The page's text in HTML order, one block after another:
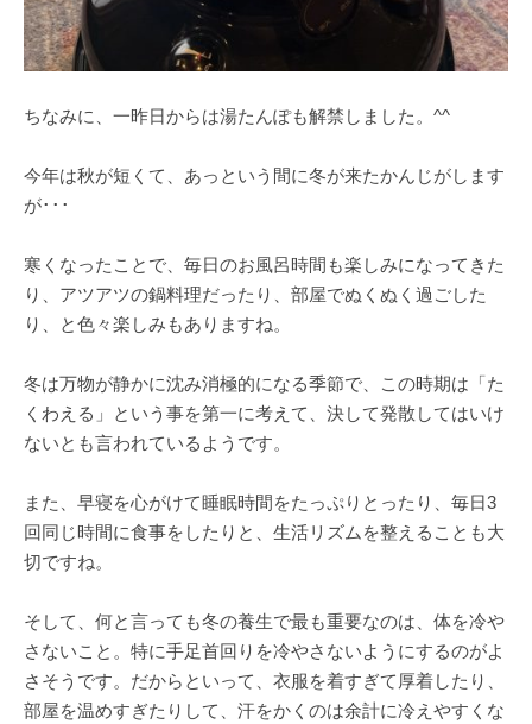
ちなみに、一昨日からは湯たんぽも解禁しました。^^
今年は秋が短くて、あっという間に冬が来たかんじがします
が･･･
寒くなったことで、毎日のお風呂時間も楽しみになってきた
り、アツアツの鍋料理だったり、部屋でぬくぬく過ごした
り、と色々楽しみもありますね。
冬は万物が静かに沈み消極的になる季節で、この時期は「た
くわえる」という事を第一に考えて、決して発散してはいけ
ないとも言われているようです。
また、早寝を心がけて睡眠時間をたっぷりとったり、毎日3
回同じ時間に食事をしたりと、生活リズムを整えることも大
切ですね。
そして、何と言っても冬の養生で最も重要なのは、体を冷や
さないこと。特に手足首回りを冷やさないようにするのがよ
さそうです。だからといって、衣服を着すぎて厚着したり、
部屋を温めすぎたりして、汗をかくのは余計に冷えやすくな